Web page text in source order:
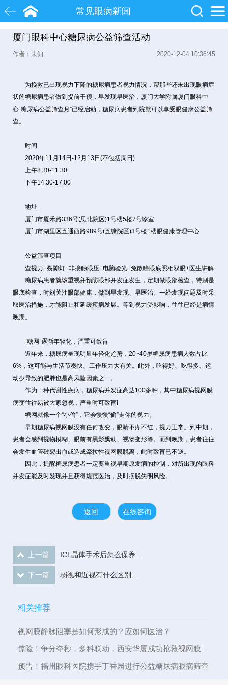
常见眼病新闻
厦门眼科中心糖尿病公益筛查活动
作者：未知 2020-12-04 10:36:45
为挽救已出现视力下降的糖尿病患者视力情况，帮那些还未出现眼病症
状的糖尿病患者做到提前干预，早发现早医治，厦门大学附属厦门眼科中
心“糖尿病公益筛查月”已经启动，糖尿病患者到院就可以享受眼健康公益筛
查。
时间
2020年11月14日-12月13日(不包括周日)
上午8:30-11:30
下午14:30-17:00
地址
厦门市厦禾路336号(思北院区)1号楼5楼7号诊室
厦门市湖里区五通西路989号(五缘院区)3号楼1楼眼健康管理中心
公益筛查项目
查视力+裂隙灯+非接触眼压+电脑验光+免散瞳眼底照相双眼+医生讲解
糖尿病患者就该重视并预防眼部并发症发生，定期做眼部检查，特别是
眼底检查，时刻关注眼部健康，做到早发现、早医治。一经发现问题及时采
取医治措施，才能阻止和延缓疾病发展。等到视力受影响，往往已经是病情
晚期。
“糖网”逐渐年轻化，严重可致盲
近年来，糖尿病呈现明显年轻化趋势，20~40岁糖尿病患病人数占比
6%，这可能与生活节奏快、工作压力大有关。此外，吃得好、吃得多、运
动少导致的肥胖也是高风险因素之一。
作为一种代谢性疾病，糖尿病并发症高达100多种，其中糖尿病视网膜
病变往往易被大家忽视，严重时可致盲!
糖网就像一个“小偷”，它会慢慢“偷”走你的视力。
早期糖尿病视网膜没有任何改变，眼睛不疼不红，视力正常。到中期，
患者会感到视物模糊、眼前有黑影飘动、视物变形等。而到晚期，患者往往
会发生血管破裂出血或造成牵拉性视网膜脱离，此时致盲已不逆。
因此，提醒糖尿病患者一定要重视早期原发病的控制，对所出现的眼科
并发症能及时发现并且获得规范医治，及时摆脱失明风险。
返回 在线咨询
上一篇 ICL晶体手术后怎么保养？青岛华厦眼科医院陈国民解答
下一篇 弱视和近视有什么区别？厦门 眼科中心医生这样说
相关推荐
视网膜静脉阻塞是如何形成的？应如何医治？
惊险！争分夺秒，多科联动，西安华厦成功抢救视网膜中央动脉栓塞患者
预告！福州眼科医院携手丁香园进行公益糖尿病眼病筛查